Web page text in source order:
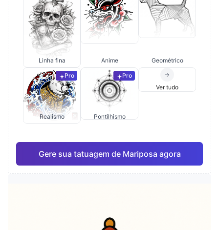
Linha fina Anime Geométrico
Pro
Realismo
Pro
Pontilhismo
Ver tudo
Gere sua tatuagem de Mariposa agora